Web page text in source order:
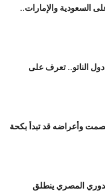
السعودية والإمارات..
الناتو.. تعرف على
وأعراضه قد تبدأ بكحة
المصري ينطلق